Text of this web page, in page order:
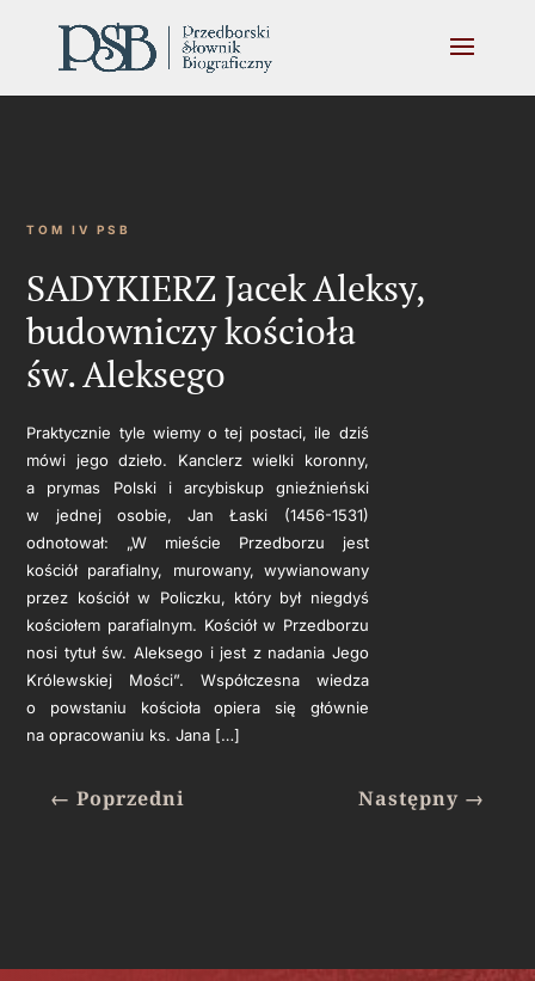
TOM IV PSB
SADYKIERZ Jacek Aleksy,
budowniczy kościoła
św. Aleksego
Praktycznie tyle wiemy o tej postaci, ile dziś
mówi jego dzieło. Kanclerz wielki koronny,
a prymas Polski i arcybiskup gnieźnieński
w jednej osobie, Jan Łaski (1456-1531)
odnotował: „W mieście Przedborzu jest
kościół parafialny, murowany, wywianowa­ny
przez kościół w Policzku, który był niegdyś
kościołem parafialnym. Kościół w Przedborzu
nosi tytuł św. Aleksego i jest z nadania Jego
Kró­lewskiej Mości”. Współczesna wiedza
o powstaniu kościoła opiera się głównie
na opracowaniu ks. Jana […]
←Poprzedni Następny→